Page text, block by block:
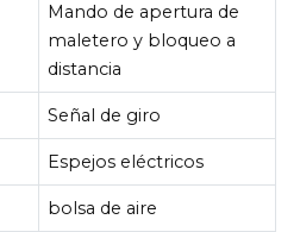
Mando de apertura de
maletero y bloqueo a
distancia
Señal de giro
Espejos eléctricos
bolsa de aire